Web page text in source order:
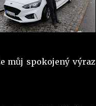
můj spokojený výraz